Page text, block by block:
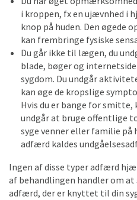
i kroppen, fx en ujævnhed i
knop på huden. Den øgede
kan frembringe fysiske
Du går ikke til lægen, du
blade, bøger og
sygdom. Du undgår
kan øge de kropslige
Hvis du er bange for smitte,
undgår at bruge offentlige
syge venner eller familie på
adfærd kaldes
Ingen af disse typer adfærd
af behandlingen handler om at
adfærd, der er knyttet til din